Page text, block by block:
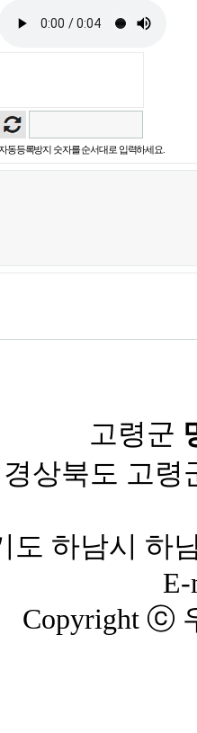
동등록방지 숫자를 순서대로 입력하세요.
고령군
경상북도 고령
도 하남시 하
E-
Copyright ⓒ